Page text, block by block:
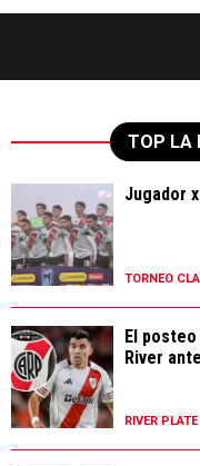
TOP LA
Jugador
TORNEO
El
River
RIVER PLATE